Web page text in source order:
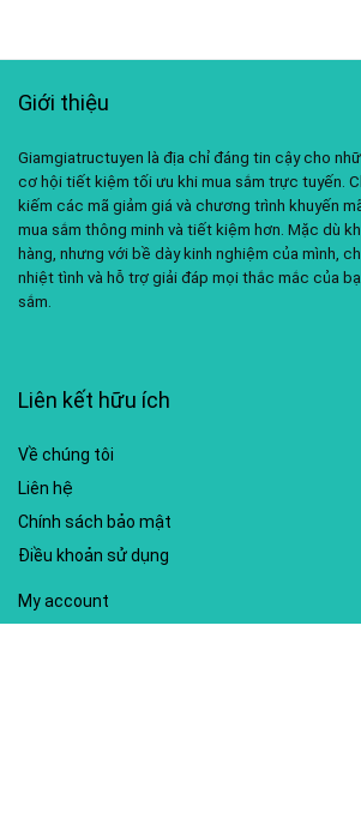
Giới thiệu
Giamgiatructuyen là địa chỉ đáng tin cậy cho
cơ hội tiết kiệm tối ưu khi mua sắm trực tuyến.
kiếm các mã giảm giá và chương trình khuyến
mua sắm thông minh và tiết kiệm hơn. Mặc dù
hàng, nhưng với bề dày kinh nghiệm của mình,
nhiệt tình và hỗ trợ giải đáp mọi thắc mắc của
sắm.
Liên kết hữu ích
Về chúng tôi
Liên hệ
Chính sách bảo mật
Điều khoản sử dụng
My account